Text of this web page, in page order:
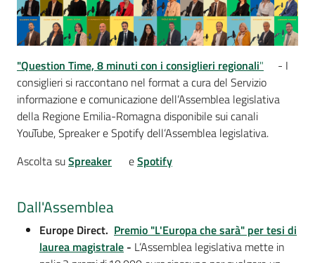
"Question Time, 8 minuti con i consiglieri regionali"
- I
consiglieri si raccontano nel format a cura del Servizio
informazione e comunicazione dell’Assemblea legislativa
della Regione Emilia-Romagna disponibile sui canali
YouTube, Spreaker e Spotify dell’Assemblea legislativa.
Ascolta suSpreaker eSpotify
Dall'Assemblea
Europe Direct. Premio "L'Europa che sarà" per tesi di
laurea magistrale - L’Assemblea legislativa mette in